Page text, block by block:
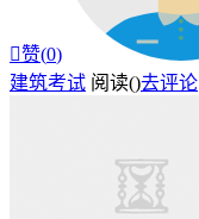
赞(0)
建筑考试 阅读()去评论